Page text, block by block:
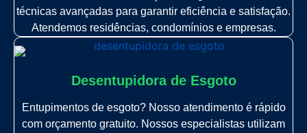
técnicas avançadas para garantir eficiência e satisfação.
Atendemos residências, condomínios e empresas.
Desentupidora de Esgoto
Entupimentos de esgoto? Nosso atendimento é rápido
com orçamento gratuito. Nossos especialistas utilizam